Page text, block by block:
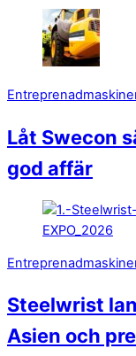
Låt Swecon
god affär
Steelwrist
Asien och